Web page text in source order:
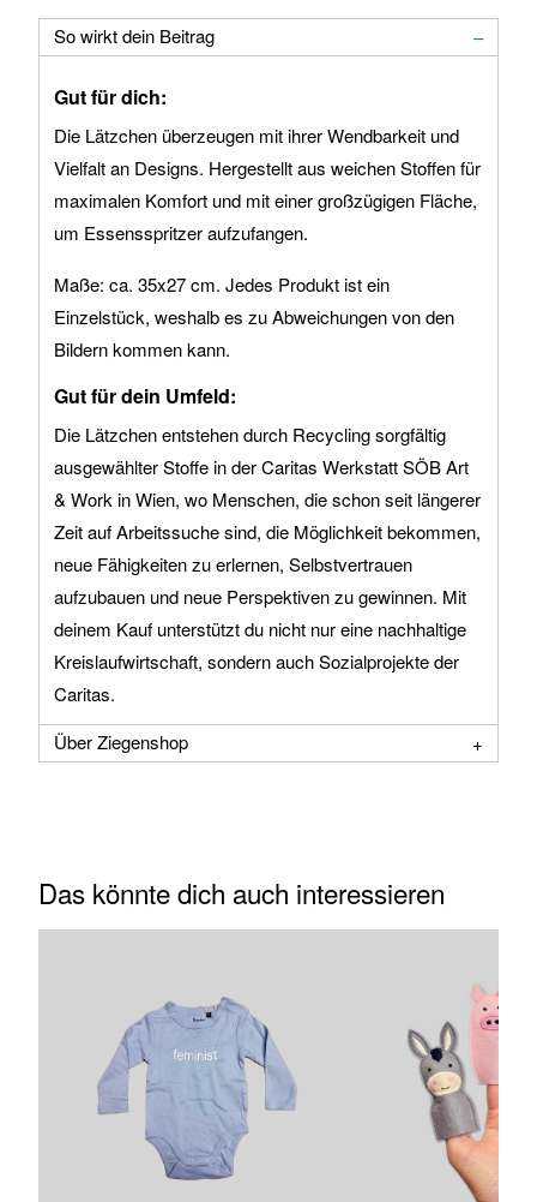
So wirkt dein Beitrag
Gut für dich:
Die Lätzchen überzeugen mit ihrer Wendbarkeit und
Vielfalt an Designs. Hergestellt aus weichen Stoffen für
maximalen Komfort und mit einer großzügigen Fläche,
um Essensspritzer aufzufangen.
Maße: ca. 35x27 cm. Jedes Produkt ist ein
Einzelstück, weshalb es zu Abweichungen von den
Bildern kommen kann.
Gut für dein Umfeld:
Die Lätzchen entstehen durch Recycling sorgfältig
ausgewählter Stoffe in der Caritas Werkstatt SÖB Art
& Work in Wien, wo Menschen, die schon seit längerer
Zeit auf Arbeitssuche sind, die Möglichkeit bekommen,
neue Fähigkeiten zu erlernen, Selbstvertrauen
aufzubauen und neue Perspektiven zu gewinnen. Mit
deinem Kauf unterstützt du nicht nur eine nachhaltige
Kreislaufwirtschaft, sondern auch Sozialprojekte der
Caritas.
Über Ziegenshop
Das könnte dich auch interessieren